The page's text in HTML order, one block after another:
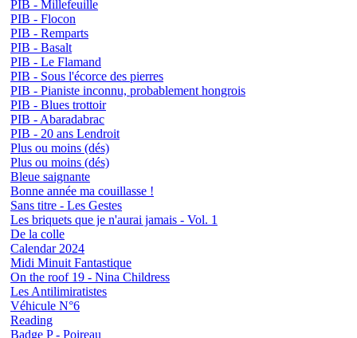
PIB - Millefeuille
PIB - Flocon
PIB - Remparts
PIB - Basalt
PIB - Le Flamand
PIB - Sous l'écorce des pierres
PIB - Pianiste inconnu, probablement hongrois
PIB - Blues trottoir
PIB - Abaradabrac
PIB - 20 ans Lendroit
Plus ou moins (dés)
Plus ou moins (dés)
Bleue saignante
Bonne année ma couillasse !
Sans titre - Les Gestes
Les briquets que je n'aurai jamais - Vol. 1
De la colle
Calendar 2024
Midi Minuit Fantastique
On the roof 19 - Nina Childress
Les Antilimiratistes
Véhicule N°6
Reading
Badge P - Poireau